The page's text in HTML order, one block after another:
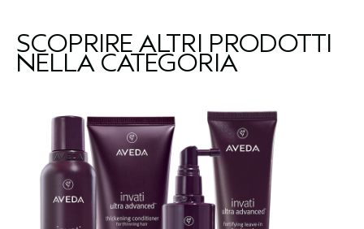
SCOPRIRE ALTRI PRODOTTI
NELLA CATEGORIA